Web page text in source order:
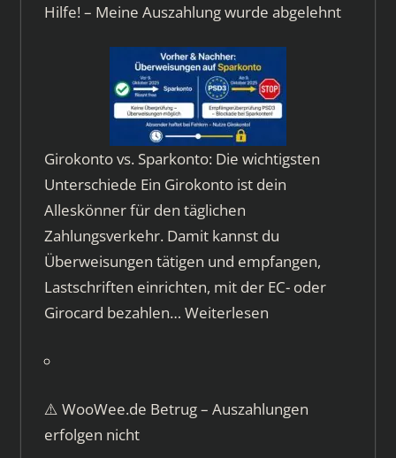
Hilfe! – Meine Auszahlung wurde abgelehnt
Girokonto vs. Sparkonto: Die wichtigsten
Unterschiede Ein Girokonto ist dein
Alleskönner für den täglichen
Zahlungsverkehr. Damit kannst du
Überweisungen tätigen und empfangen,
Lastschriften einrichten, mit der EC- oder
Girocard bezahlen… Weiterlesen
⚠️ WooWee.de Betrug – Auszahlungen
erfolgen nicht